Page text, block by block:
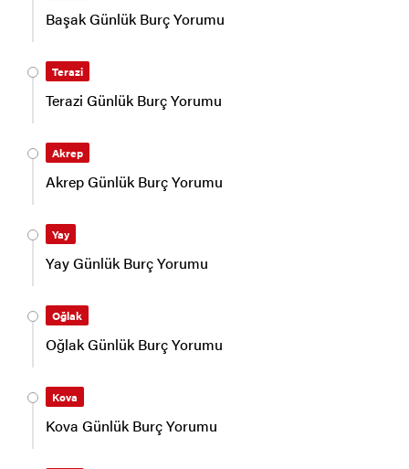
Başak Günlük Burç Yorumu
Terazi
Terazi Günlük Burç Yorumu
Akrep
Akrep Günlük Burç Yorumu
Yay
Yay Günlük Burç Yorumu
Oğlak
Oğlak Günlük Burç Yorumu
Kova
Kova Günlük Burç Yorumu